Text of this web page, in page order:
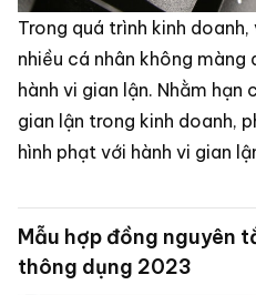
Trong quá trình kinh
nhiều cá nhân không
hành vi gian lận. Nhằm
gian lận trong kinh doanh,
hình phạt với hành vi gian
Mẫu hợp đồng nguyên
thông dụng 2023